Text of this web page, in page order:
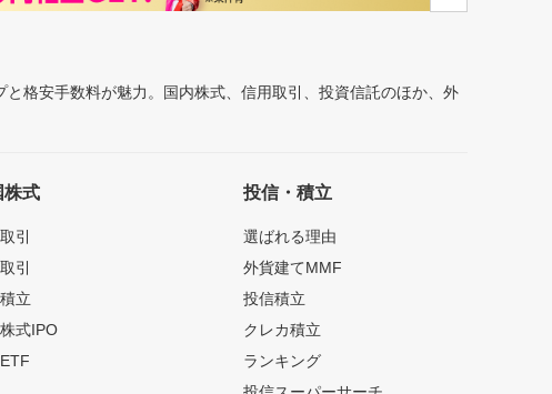
格安手数料が魅力。国内株式、信用取引、投資信託のほか、外
株式
引
引
立
式IPO
投信・積立
選ばれる理由
外貨建てMMF
投信積立
クレカ積立
ランキング